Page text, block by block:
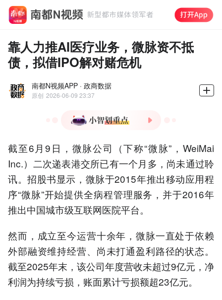
靠人力推AI医疗业务，微脉资不抵
债，拟借IPO解对赌危机
南都N视频APP · 政商数据
原创 2026-06-09 23:37
未获聆讯，面临22亿回购压
力
亿，AI医疗业务仍依赖人力
驱动
3.核心产科客户占比超
40%，生育率下滑加剧营收
4.现金仅剩8000万，E轮融
资48亿估值难掩资不抵债
5.医疗数据合规风险成IPO
障碍
截至6月9日，微脉公司（下称“微脉”，WeiMai
Inc.）二次递表港交所已有一个月多，尚未通过聆
讯。招股书显示，微脉于2015年推出移动应用程
序“微脉”开始提供全病程管理服务，并于2016年
推出中国城市级互联网医院平台。
然而，成立至今运营十余年，微脉一直处于依赖
外部融资维持经营、尚未打通盈利路径的状态。
截至2025年末，该公司年度营收未超过9亿元，净
利润为持续亏损，账面累计亏损额超23亿元。